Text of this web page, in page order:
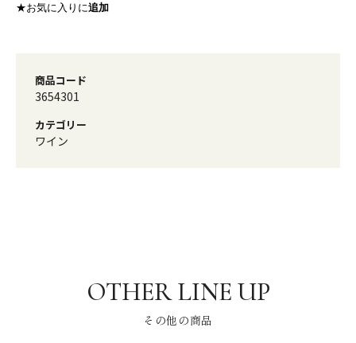
★お気に入りに追加
商品コード
3654301
カテゴリー
ワイン
その他の商品